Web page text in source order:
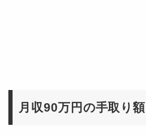
月収90万円の手取り額